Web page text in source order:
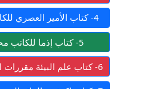
4- كتاب الأمير العصري للكاتب كارنز لورد
5- كتاب إذما للكاتب محمد صادق